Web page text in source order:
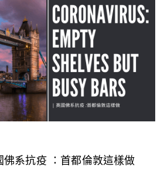
佛系抗疫 ：首都倫敦這樣做